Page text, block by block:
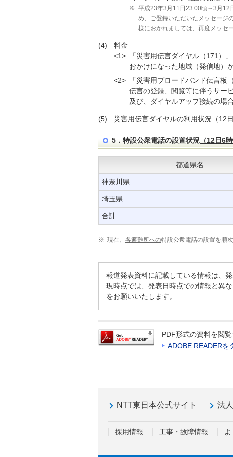
※ 平成23年3月11日23:00頃～3月12
め、ご登録いただいたメッセージ
様におかれましては、再度メッセ
(4)
料金
<1>
「災害用伝言ダイヤル（171）」
おかけになった地域（発信地）
<2>
「災害用ブロードバンド伝言板
伝言の登録、閲覧等に伴うサー
及び、ダイヤルアップ接続の場
(5) 災害用伝言ダイヤルの利用状況 （12
5．特設公衆電話の設置状況 （12日6
都道県名
神奈川県
埼玉県
合計
※ 現在、 各避難所への特設公衆電話の設置を順次
報道発表資料に記載している情報は、発
現時点では、発表日時点での情報と異
をお願いいたします。
PDF形式の資料を閲覧
ADOBE READERを
NTT東日本公式サイト 法
採用情報 工事・故障情報 よ